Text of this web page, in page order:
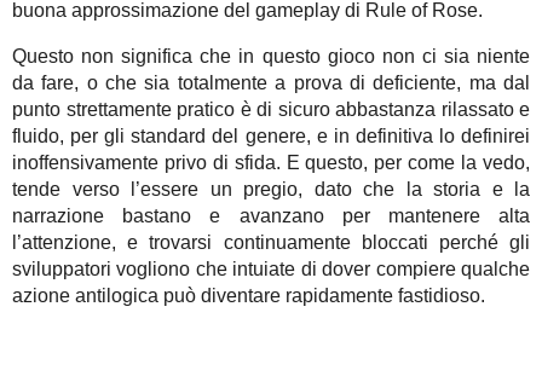
buona approssimazione del gameplay di Rule of Rose.
Questo non significa che in questo gioco non ci sia niente
da fare, o che sia totalmente a prova di deficiente, ma dal
punto strettamente pratico è di sicuro abbastanza rilassato e
fluido, per gli standard del genere, e in definitiva lo definirei
inoffensivamente privo di sfida. E questo, per come la vedo,
tende verso l’essere un pregio, dato che la storia e la
narrazione bastano e avanzano per mantenere alta
l’attenzione, e trovarsi continuamente bloccati perché gli
sviluppatori vogliono che intuiate di dover compiere qualche
azione antilogica può diventare rapidamente fastidioso.